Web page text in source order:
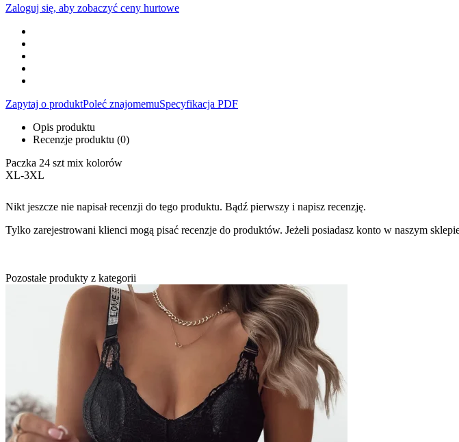
Zaloguj się, aby zobaczyć ceny hurtowe
Zapytaj o produktPoleć znajomemuSpecyfikacja PDF
Opis produktu
Recenzje produktu (0)
Paczka 24 szt mix kolorów
XL-3XL
Nikt jeszcze nie napisał recenzji do tego produktu. Bądź pierwszy i napisz recenzję.
Tylko zarejestrowani klienci mogą pisać recenzje do produktów. Jeżeli posiadasz konto w naszym
Pozostałe produkty z kategorii